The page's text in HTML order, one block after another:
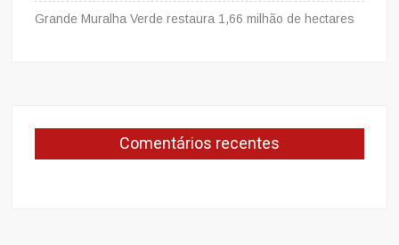
Grande Muralha Verde restaura 1,66 milhão de hectares
Comentários recentes